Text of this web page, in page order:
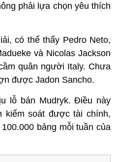
phải lựa chọn yêu thích
có thể thấy Pedro Neto,
và Nicolas Jackson
quân người Italy. Chưa
được Jadon Sancho.
lỗ bán Mudryk. Điều này
kiểm soát được tài chính,
bảng mỗi tuần của